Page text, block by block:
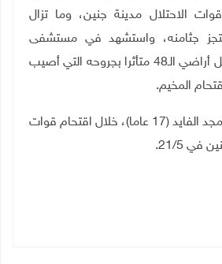
قوات الاحتلال مدينة جنين، وما تزال
جثامنه، واستشهد في مستشفى
"رمبام" في حيفا داخل أراضي الـ48 متأثرا بجروحه التي أصيب
فيما استشهد الفتى أمجد الفايد (17 عاما)، خلال اقتحام قوات
في 21/5.